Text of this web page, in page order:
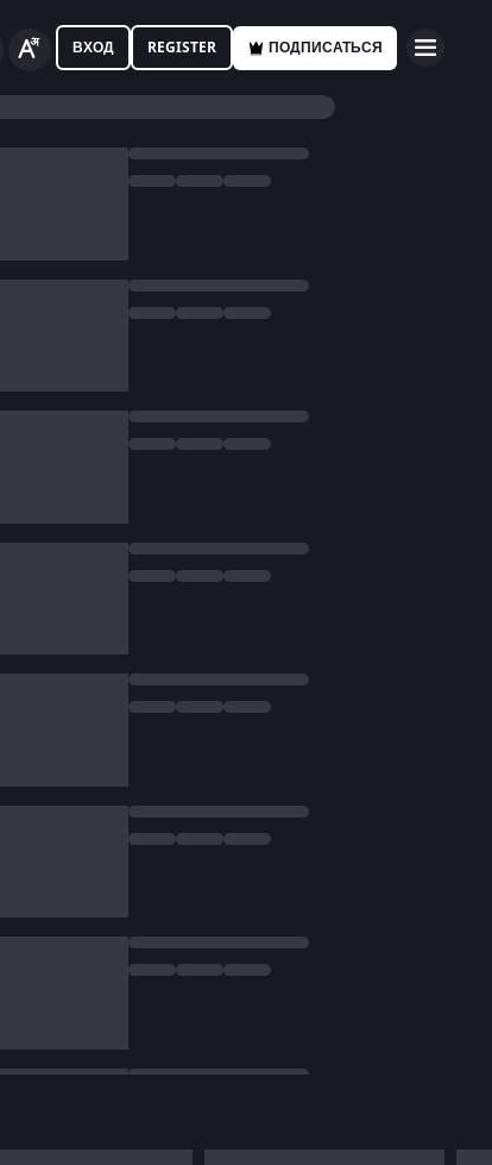
ВХОД REGISTER ПОДПИСАТЬСЯ